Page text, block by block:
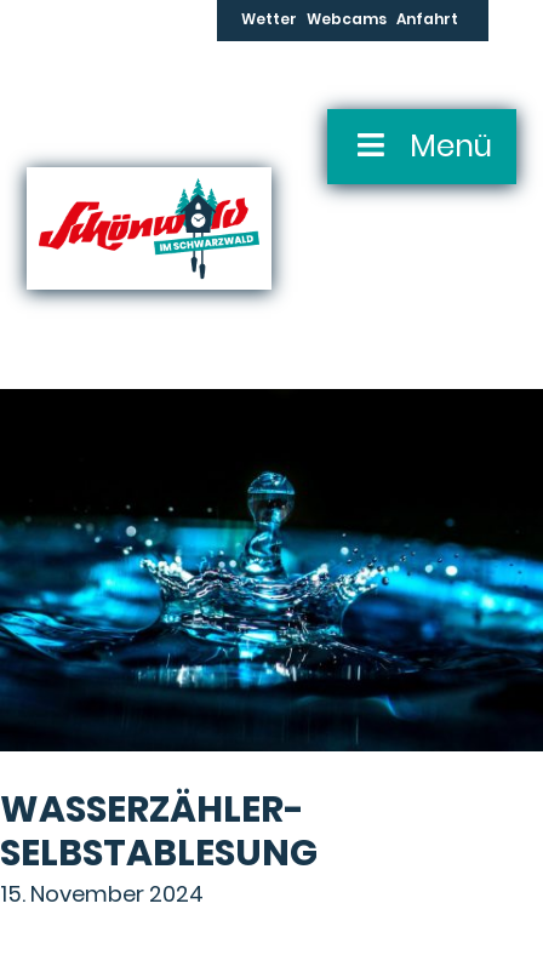
Wetter Webcams Anfahrt
Navigation
Menü
WASSERZÄHLER-
SELBSTABLESUNG
15. November 2024